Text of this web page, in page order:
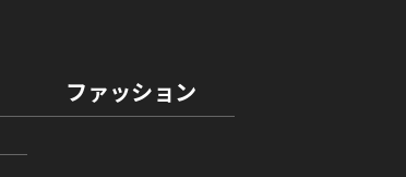
ファッション